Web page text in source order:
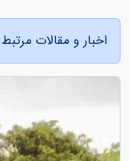
اخبار و مقالات مرتبط